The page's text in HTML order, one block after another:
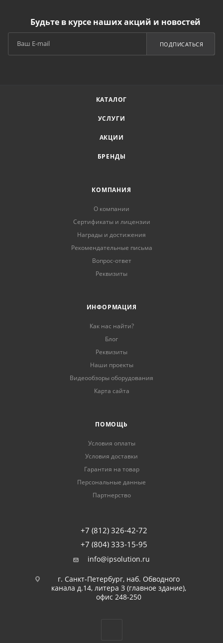
Будьте в курсе наших акций и новостей
ПОДПИСАТЬСЯ
КАТАЛОГ
УСЛУГИ
АКЦИИ
БРЕНДЫ
КОМПАНИЯ
О компании
Сертификаты и лицензии
Награды и достижения
Рекомендательные письма
Вопрос-ответ
Реквизиты
ИНФОРМАЦИЯ
Как нас найти?
Блог
Реквизиты
Наши проекты
Видеообзоры оборудования
Карта сайта
ПОМОЩЬ
Условия оплаты
Условия доставки
Гарантия на товар
Персональные данные
Партнерство
+7 (812) 326-42-72
+7 (804) 333-15-95
info@ipsolution.ru
г. Санкт-Петербург, наб. Обводного
канала д.14, литера З (главное здание),
офис 248-250